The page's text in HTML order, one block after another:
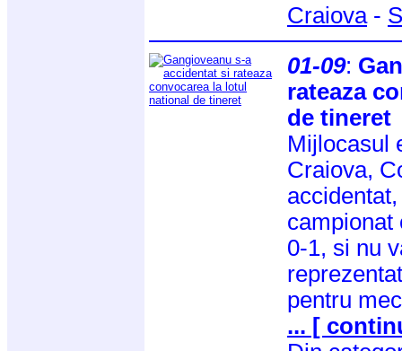
Craiova-
01-09:
rateaza
de tineret
Mijlocasul
Craiova,
campionat
0-1, si nu
pentru
... [